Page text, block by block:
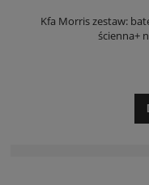
Kfa Morris zestaw:
ścienna+